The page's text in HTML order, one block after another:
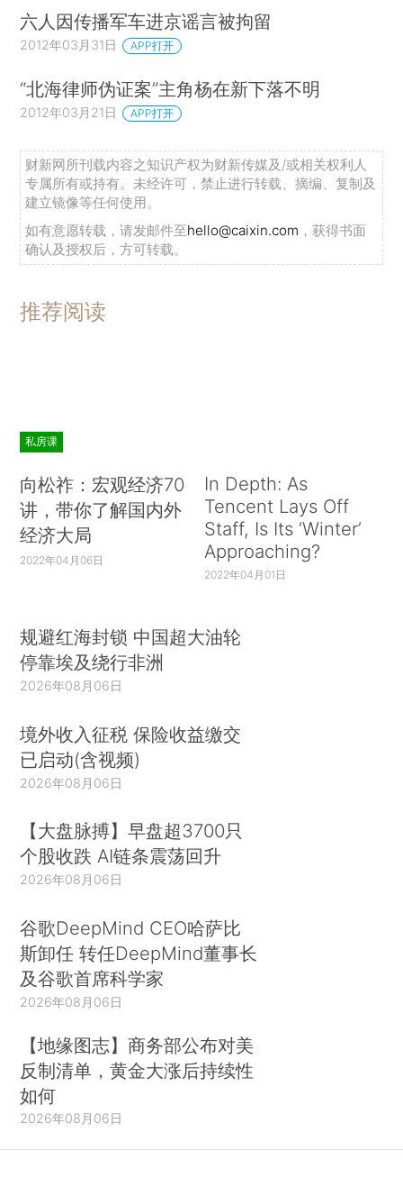
六人因传播军车进京谣言被拘留
2012年03月31日 APP打开
“北海律师伪证案”主角杨在新下落不明
2012年03月21日 APP打开
财新网所刊载内容之知识产权为财新传媒及/或相关权利人
专属所有或持有。未经许可，禁止进行转载、摘编、复制及
建立镜像等任何使用。
如有意愿转载，请发邮件至hello@caixin.com ，获得书面
确认及授权后，方可转载。
推荐阅读
私房课
向松祚：宏观经济70
讲，带你了解国内外
经济大局
2022年04月06日
In Depth: As
Tencent Lays Off
Staff, Is Its ‘Winter’
Approaching?
2022年04月01日
规避红海封锁 中国超大油轮
停靠埃及绕行非洲
2026年08月06日
境外收入征税 保险收益缴交
已启动(含视频)
2026年08月06日
【大盘脉搏】早盘超3700只
个股收跌 AI链条震荡回升
2026年08月06日
谷歌DeepMind CEO哈萨比
斯卸任 转任DeepMind董事长
及谷歌首席科学家
2026年08月06日
【地缘图志】商务部公布对美
反制清单，黄金大涨后持续性
如何
2026年08月06日